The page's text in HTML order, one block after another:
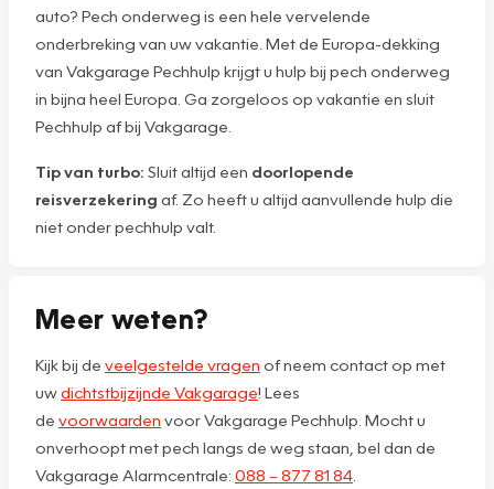
auto? Pech onderweg is een hele vervelende
onderbreking van uw vakantie. Met de Europa-dekking
van Vakgarage Pechhulp krijgt u hulp bij pech onderweg
in bijna heel Europa. Ga zorgeloos op vakantie en sluit
Pechhulp af bij Vakgarage.
Tip van turbo: Sluit altijd een doorlopende
reisverzekering af. Zo heeft u altijd aanvullende hulp die
niet onder pechhulp valt.
Meer weten?
Kijk bij de veelgestelde vragen of neem contact op met
uwdichtstbijzijnde Vakgarage! Lees
de voorwaarden voor Vakgarage Pechhulp. Mocht u
onverhoopt met pech langs de weg staan, bel dan de
Vakgarage Alarmcentrale: 088 – 877 81 84